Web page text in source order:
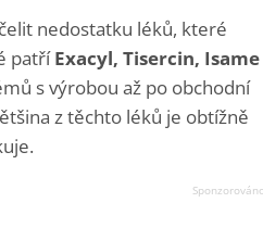
nedostatku léků, které
patříExacyl, Tisercin, Isame
s výrobou až po obchodní
z těchto léků je obtížně